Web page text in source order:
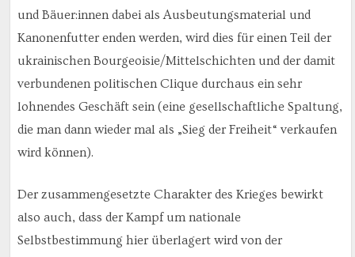
und Bäuer:innen dabei als Ausbeutungsmaterial und
Kanonenfutter enden werden, wird dies für einen Teil der
ukrainischen Bourgeoisie/Mittelschichten und der damit
verbundenen politischen Clique durchaus ein sehr
lohnendes Geschäft sein (eine gesellschaftliche Spaltung,
die man dann wieder mal als „Sieg der Freiheit“ verkaufen
wird können).
Der zusammengesetzte Charakter des Krieges bewirkt
also auch, dass der Kampf um nationale
Selbstbestimmung hier überlagert wird von der